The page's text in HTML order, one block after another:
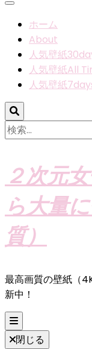
ホーム
About
人気壁紙
人気壁紙All
人気壁紙
検
索:
２次元
ら大量
質）
最高画質の壁紙（
新中！
閉じる